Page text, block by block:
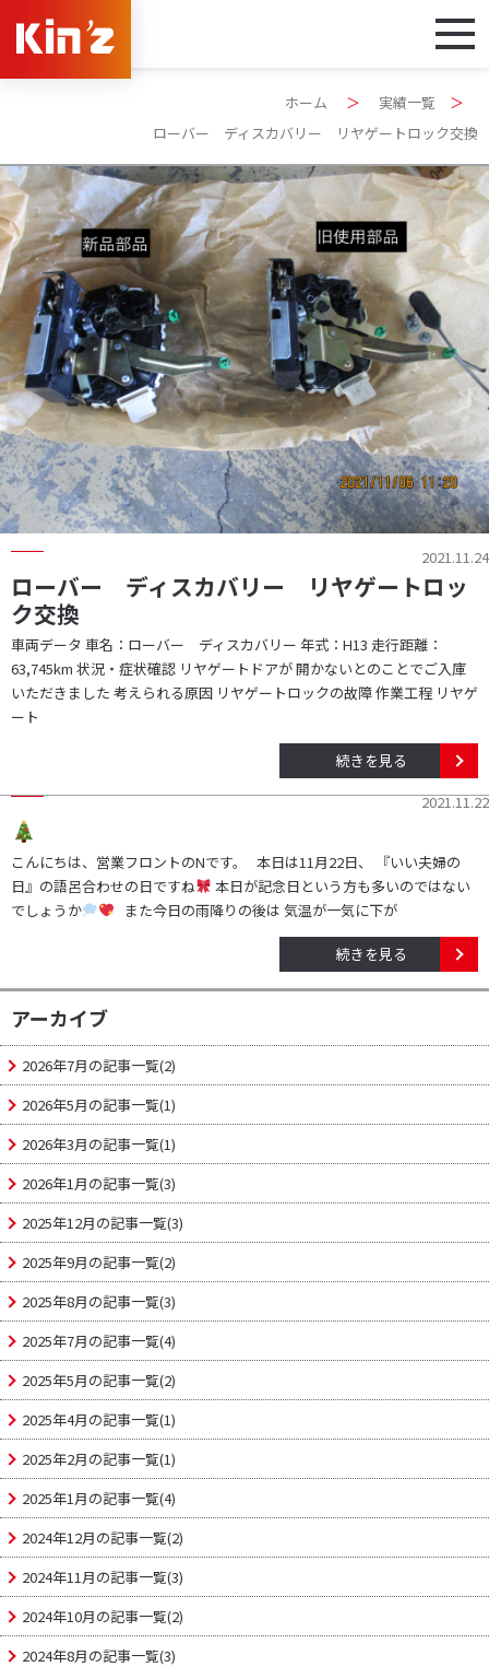
ホーム ＞ 実績一覧
＞
ローバー ディスカバリー リヤゲートロック交換
2021.11.24
ローバー ディスカバリー リヤゲートロッ
ク交換
車両データ 車名：ローバー ディスカバリー 年式：H13 走行距離：
63,745km 状況・症状確認 リヤゲートドアが 開かないとのことでご入庫
いただきました 考えられる原因 リヤゲートロックの故障 作業工程 リヤゲ
ート
続きを見る
2021.11.22
こんにちは、営業フロントのNです。 本日は11月22日、 『いい夫婦の
日』の語呂合わせの日ですね
本日が記念日という方も多いのではない
でしょうか
また今日の雨降りの後は 気温が一気に下が
続きを見る
アーカイブ
2026年7月の記事一覧(2)
2026年5月の記事一覧(1)
2026年3月の記事一覧(1)
2026年1月の記事一覧(3)
2025年12月の記事一覧(3)
2025年9月の記事一覧(2)
2025年8月の記事一覧(3)
2025年7月の記事一覧(4)
2025年5月の記事一覧(2)
2025年4月の記事一覧(1)
2025年2月の記事一覧(1)
2025年1月の記事一覧(4)
2024年12月の記事一覧(2)
2024年11月の記事一覧(3)
2024年10月の記事一覧(2)
2024年8月の記事一覧(3)